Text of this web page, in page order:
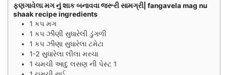
ફણગાવેલા મગ નું શાક બનાવવા જરૂરી સામગ્રી| fangavela mag nu
shaak recipe ingredients
1 કપ મગ
1 કપ ઝીણી સુધારેલી ડુંગળી
1 કપ ઝીણા સુધારેલા ટમેટા
1-2 સુધારેલા લીલા મરચા
1 ચમચી આદુ લસણ ની પેસ્ટ 1